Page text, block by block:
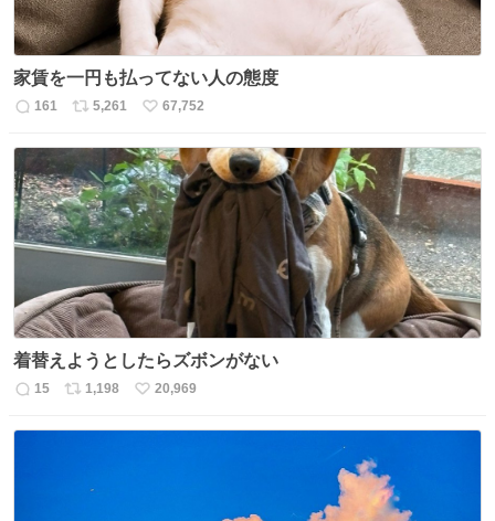
家賃を一円も払ってない人の態度
返
161
リ
ト
数
5,261
い
ね
数
67,752
着替えようとしたらズボンがない
返
15
リ
1,198
い
20,969